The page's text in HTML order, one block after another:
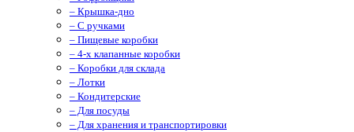
– Крышка-дно
– С ручками
– Пищевые коробки
– 4-х клапанные коробки
– Коробки для склада
– Лотки
– Кондитерские
– Для посуды
– Для хранения и транспортировки